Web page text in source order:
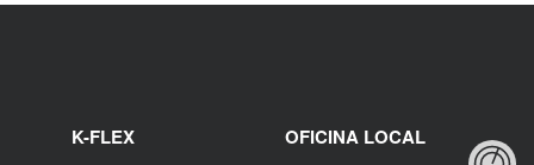
K-FLEX
OFICINA LOCAL